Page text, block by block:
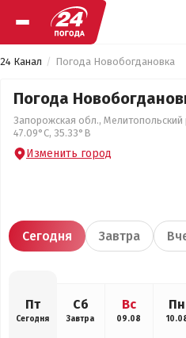
24 Канал Погода Новобогдановка
Погода
Запорожская обл.,
47.09°С, 35.33°В
Изменить город
Сегодня Завтра
Пт
Сегодня
Сб
Завтра
Вс
09.08
Пн